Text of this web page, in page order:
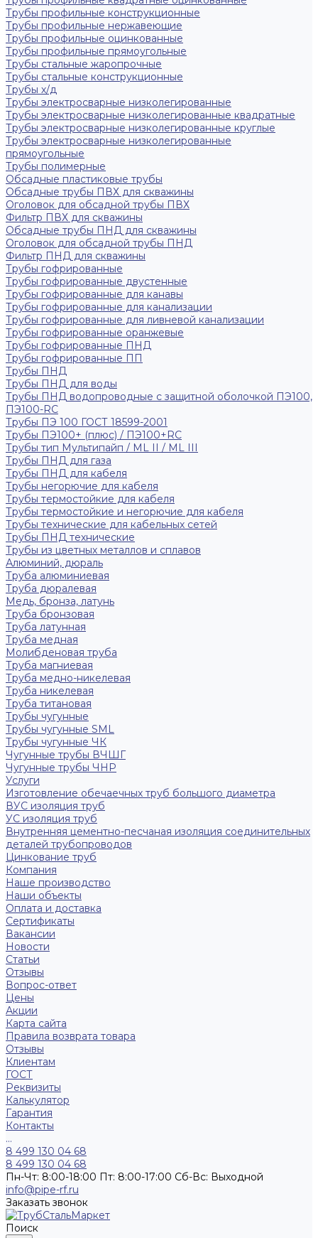
Трубы профильные конструкционные
Трубы профильные нержавеющие
Трубы профильные оцинкованные
Трубы профильные прямоугольные
Трубы стальные жаропрочные
Трубы стальные конструкционные
Трубы х/д
Трубы электросварные низколегированные
Трубы электросварные низколегированные квадратные
Трубы электросварные низколегированные круглые
Трубы электросварные низколегированные
прямоугольные
Трубы полимерные
Обсадные пластиковые трубы
Обсадные трубы ПВХ для скважины
Оголовок для обсадной трубы ПВХ
Фильтр ПВХ для скважины
Обсадные трубы ПНД для скважины
Оголовок для обсадной трубы ПНД
Фильтр ПНД для скважины
Трубы гофрированные
Трубы гофрированные двустенные
Трубы гофрированные для канавы
Трубы гофрированные для канализации
Трубы гофрированные для ливневой канализации
Трубы гофрированные оранжевые
Трубы гофрированные ПНД
Трубы гофрированные ПП
Трубы ПНД
Трубы ПНД для воды
Трубы ПНД водопроводные с защитной оболочкой ПЭ100,
ПЭ100-RC
Трубы ПЭ 100 ГОСТ 18599-2001
Трубы ПЭ100+ (плюс) / ПЭ100+RC
Трубы тип Мультипайп / ML II / ML III
Трубы ПНД для газа
Трубы ПНД для кабеля
Трубы негорючие для кабеля
Трубы термостойкие для кабеля
Трубы термостойкие и негорючие для кабеля
Трубы технические для кабельных сетей
Трубы ПНД технические
Трубы из цветных металлов и сплавов
Алюминий, дюраль
Труба алюминиевая
Труба дюралевая
Медь, бронза, латунь
Труба бронзовая
Труба латунная
Труба медная
Молибденовая труба
Труба магниевая
Труба медно-никелевая
Труба никелевая
Труба титановая
Трубы чугунные
Трубы чугунные SML
Трубы чугунные ЧК
Чугунные трубы ВЧШГ
Чугунные трубы ЧНР
Услуги
Изготовление обечаечных труб большого диаметра
ВУС изоляция труб
УС изоляция труб
Внутренняя цементно-песчаная изоляция соединительных
деталей трубопроводов
Цинкование труб
Компания
Наше производство
Наши объекты
Оплата и доставка
Сертификаты
Вакансии
Новости
Статьи
Отзывы
Вопрос-ответ
Цены
Акции
Карта сайта
Правила возврата товара
Отзывы
Клиентам
ГОСТ
Реквизиты
Калькулятор
Гарантия
Контакты
...
8 499 130 04 68
8 499 130 04 68
Пн-Чт: 8:00-18:00 Пт: 8:00-17:00 Сб-Вс: Выходной
info@pipe-rf.ru
Заказать звонок
Поиск